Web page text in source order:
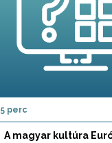
5 perc
A magyar kultúra